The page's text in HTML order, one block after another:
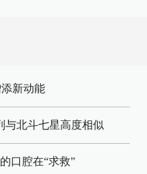
新动能
与北斗七星高度相似
口腔在“求救”